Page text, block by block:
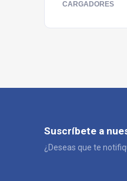
CARGADORES
Suscríbete a
¿Deseas que te